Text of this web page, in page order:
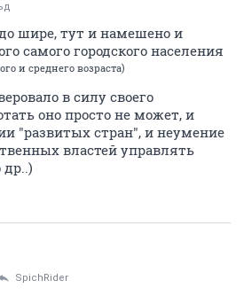
шире, тут и намешено и
самого городского населения
и среднего возраста)
в силу своего
оно просто не может, и
"развитых стран", и неумение
властей управлять
SpichRider